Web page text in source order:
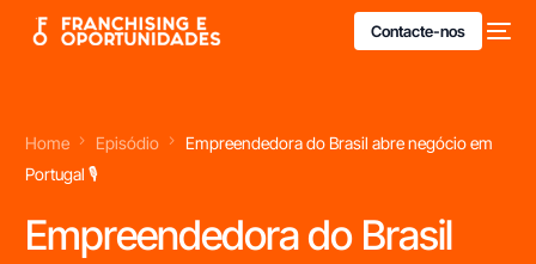
Contacte-nos
Home Episódio
Empreendedora do Brasil abre negócio em
Portugal 🎙
Empreendedora do Brasil